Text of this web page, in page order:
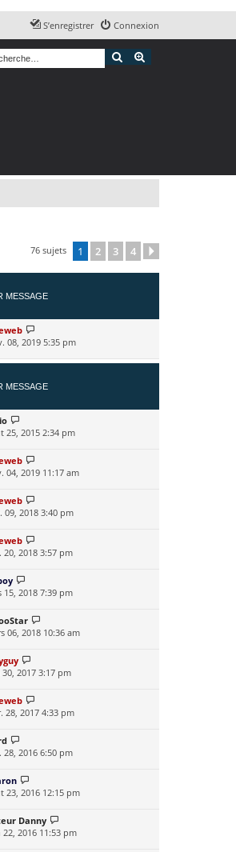
Connexion
S’enregistrer
Rechercher
76 sujets 1 2 3 4
MESSAGE
08, 2019 5:35 pm
MESSAGE
25, 2015 2:34 pm
04, 2019 11:17 am
09, 2018 3:40 pm
20, 2018 3:57 pm
15, 2018 7:39 pm
06, 2018 10:36 am
2017 3:17 pm
28, 2017 4:33 pm
28, 2016 6:50 pm
23, 2016 12:15 pm
Danny
2016 11:53 pm